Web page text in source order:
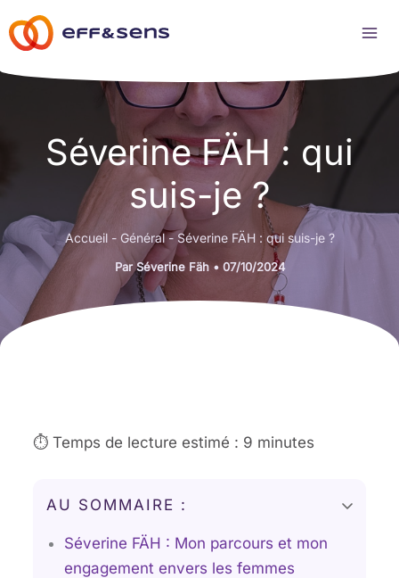
au
Séverine FÄH : qui
suis-je ?
Accueil- Général- Séverine FÄH : qui suis-je ?
ParSéverine Fäh • 07/10/2024
⏱️ Temps de lecture estimé : 9 minutes
AU SOMMAIRE :
Séverine FÄH : Mon parcours et mon
engagement envers les femmes